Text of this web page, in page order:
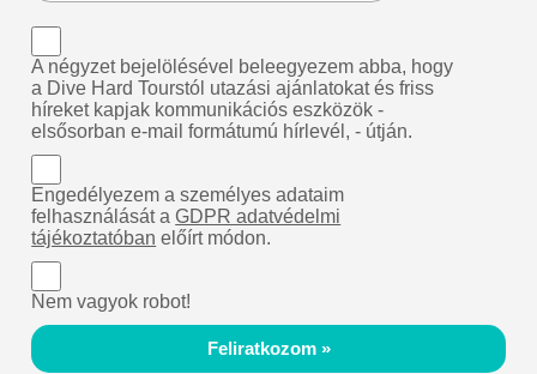
A négyzet bejelölésével beleegyezem abba, hogy
a Dive Hard Tourstól utazási ajánlatokat és friss
híreket kapjak kommunikációs eszközök -
elsősorban e-mail formátumú hírlevél, - útján.
Engedélyezem a személyes adataim
felhasználását aGDPR adatvédelmi
tájékoztatóban előírt módon.
Nem vagyok robot!
Feliratkozom »